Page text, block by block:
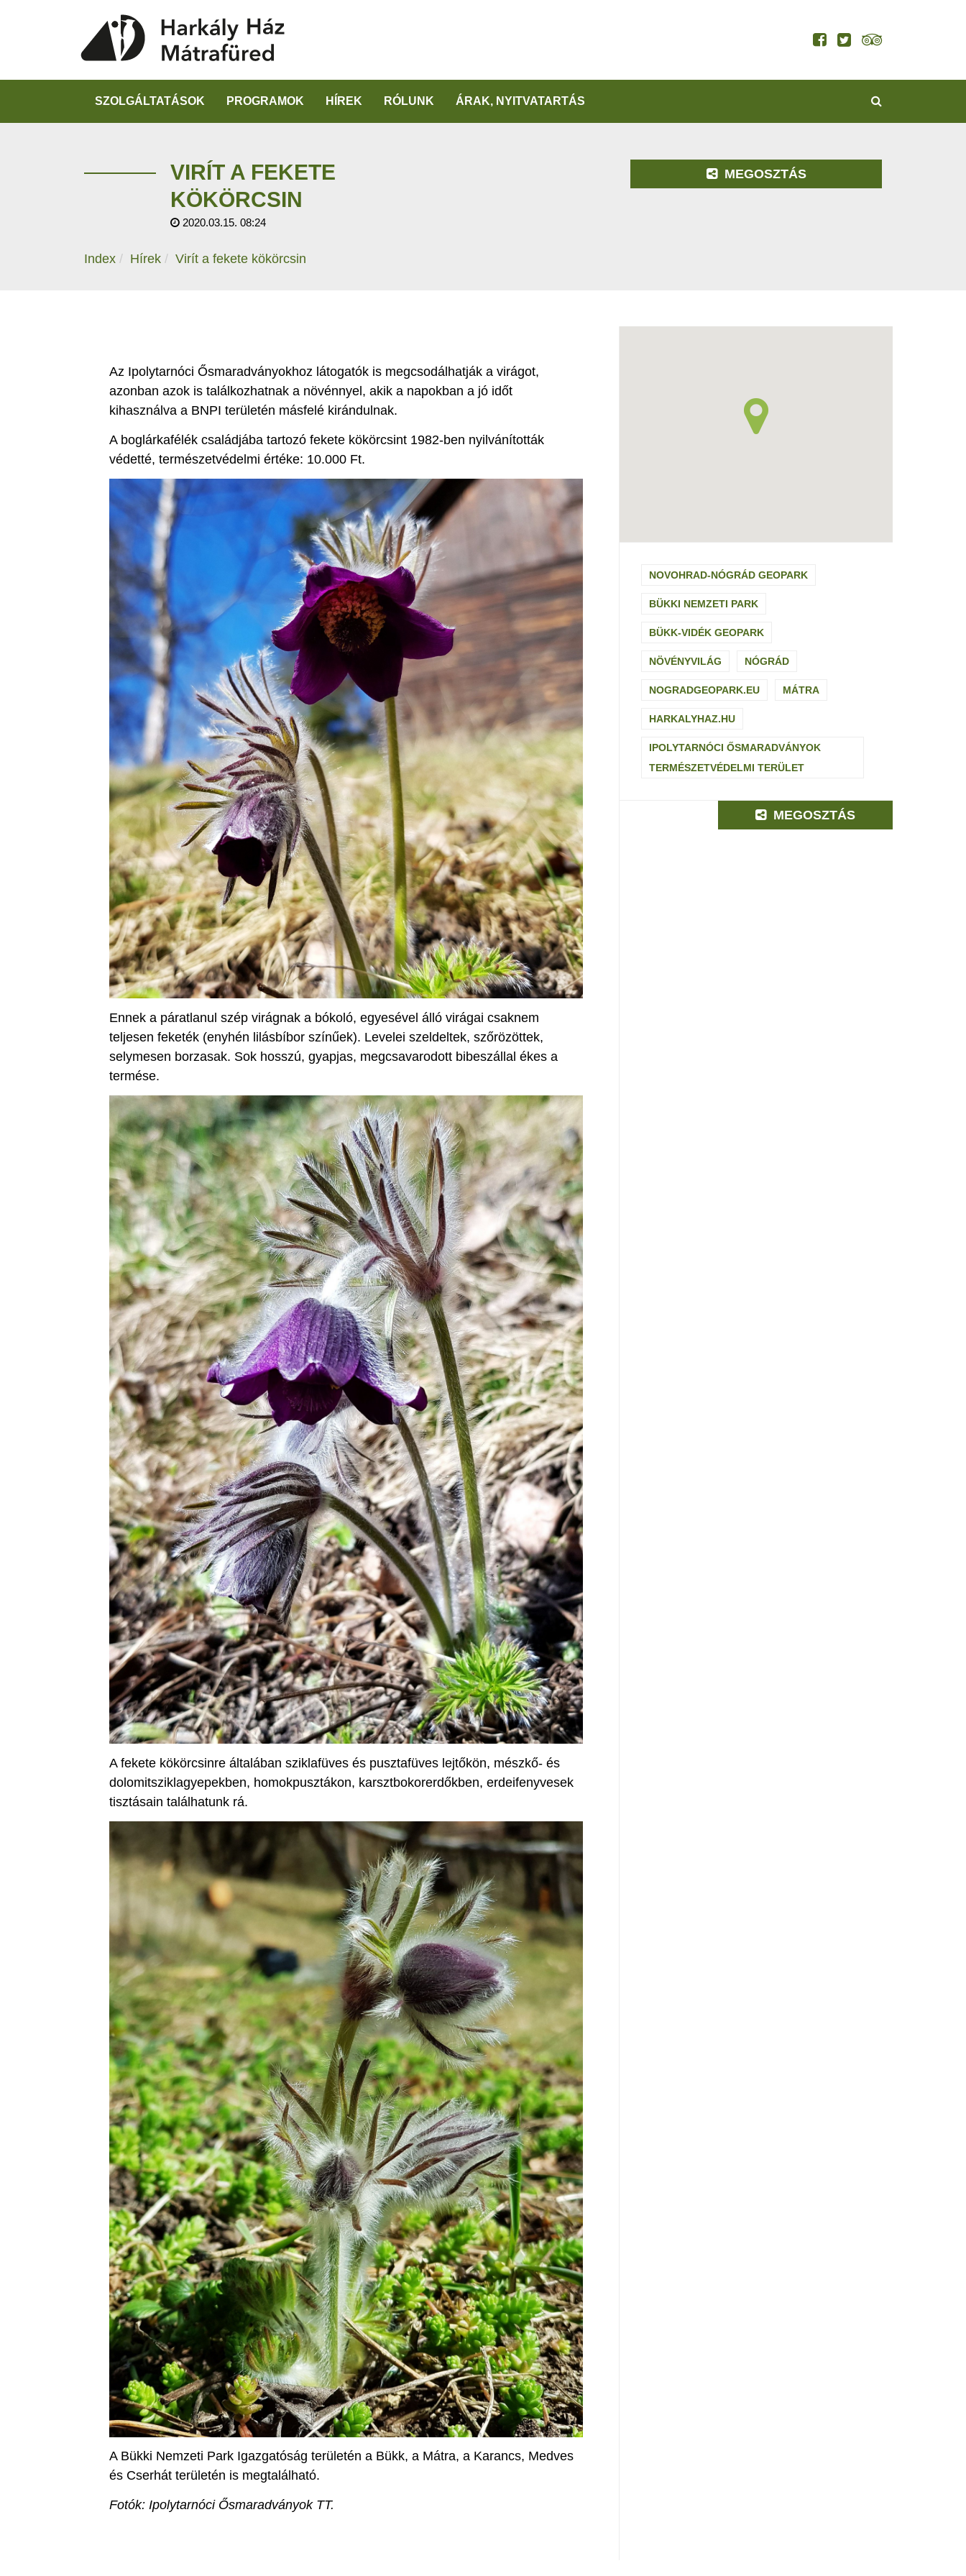
SZOLGÁLTATÁSOK PROGRAMOK HÍREK RÓLUNK ÁRAK, NYITVATARTÁS
VIRÍT A FEKETE
KÖKÖRCSIN
2020.03.15. 08:24
Index Hírek Virít a fekete kökörcsin
MEGOSZTÁS
Az Ipolytarnóci Ősmaradványokhoz látogatók is megcsodálhatják a virágot,
azonban azok is találkozhatnak a növénnyel, akik a napokban a jó időt
kihasználva a BNPI területén másfelé kirándulnak.
A boglárkafélék családjába tartozó fekete kökörcsint 1982-ben nyilvánították
védetté, természetvédelmi értéke: 10.000 Ft.
Ennek a páratlanul szép virágnak a bókoló, egyesével álló virágai csaknem
teljesen feketék (enyhén lilásbíbor színűek). Levelei szeldeltek, szőrözöttek,
selymesen borzasak. Sok hosszú, gyapjas, megcsavarodott bibeszállal ékes a
termése.
A fekete kökörcsinre általában sziklafüves és pusztafüves lejtőkön, mészkő- és
dolomitsziklagyepekben, homokpusztákon, karsztbokorerdőkben, erdeifenyvesek
tisztásain találhatunk rá.
A Bükki Nemzeti Park Igazgatóság területén a Bükk, a Mátra, a Karancs, Medves
és Cserhát területén is megtalálható.
Fotók: Ipolytarnóci Ősmaradványok TT.
NOVOHRAD-NÓGRÁD GEOPARK
BÜKKI NEMZETI PARK
BÜKK-VIDÉK GEOPARK
NÖVÉNYVILÁG NÓGRÁD
NOGRADGEOPARK.EU MÁTRA
HARKALYHAZ.HU
IPOLYTARNÓCI ŐSMARADVÁNYOK
TERMÉSZETVÉDELMI TERÜLET
MEGOSZTÁS